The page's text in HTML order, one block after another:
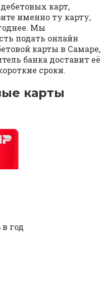
карт,
именно ту карту,
Мы
подать онлайн
карты в Самаре,
банка доставит её
сроки.
карты
год